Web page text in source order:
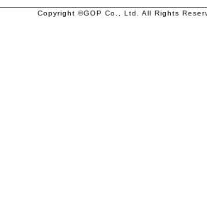
Copyright ©GOP Co., Ltd. All Rights